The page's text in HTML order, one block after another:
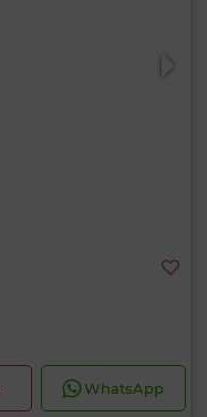
WhatsApp